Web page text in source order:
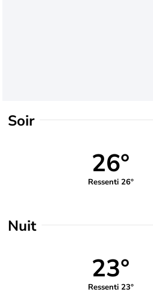
Soir
26°
Ressenti 26°
Nuit
23°
Ressenti 23°